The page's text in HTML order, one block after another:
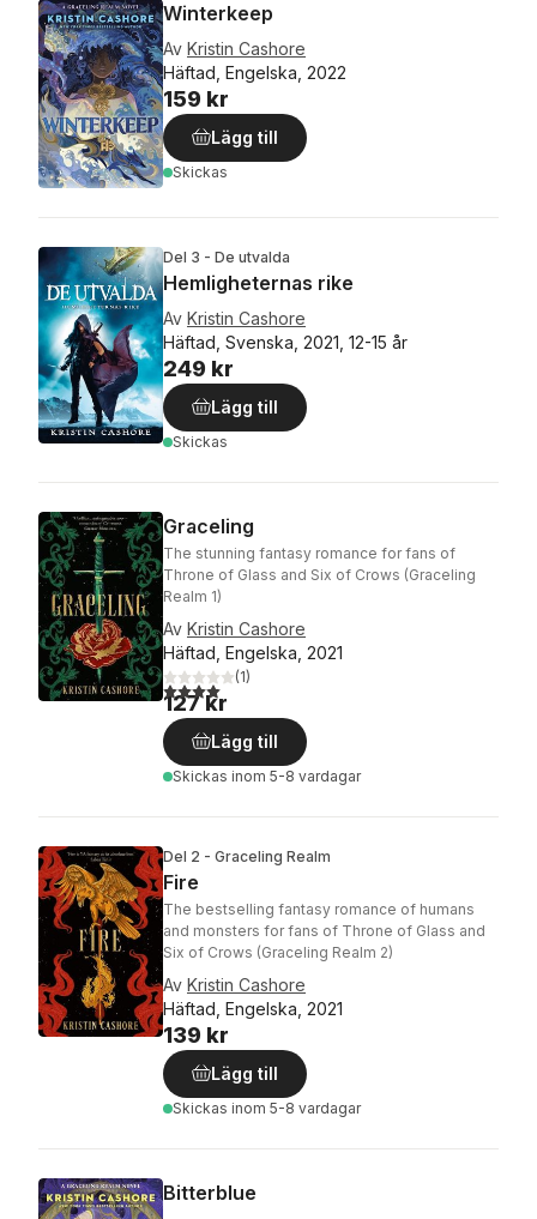
Winterkeep
Av Kristin Cashore
Häftad, Engelska, 2022
159 kr
Lägg till
Skickas
Del 3 - De utvalda
Hemligheternas rike
Av Kristin Cashore
Häftad, Svenska, 2021, 12-15 år
249 kr
Lägg till
Skickas
Graceling
The stunning fantasy romance for fans of
Throne of Glass and Six of Crows (Graceling
Realm 1)
Av Kristin Cashore
Häftad, Engelska, 2021
4,0utav 5 stjärnor. Totalt antal röster:
(1)
127 kr
Lägg till
Skickas inom 5-8 vardagar
Del 2 - Graceling Realm
Fire
The bestselling fantasy romance of humans
and monsters for fans of Throne of Glass and
Six of Crows (Graceling Realm 2)
Av Kristin Cashore
Häftad, Engelska, 2021
139 kr
Lägg till
Skickas inom 5-8 vardagar
Bitterblue